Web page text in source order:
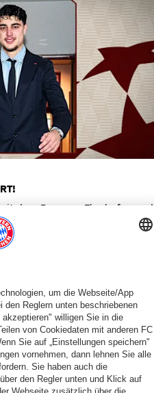
dem Bus zum Flughafen und